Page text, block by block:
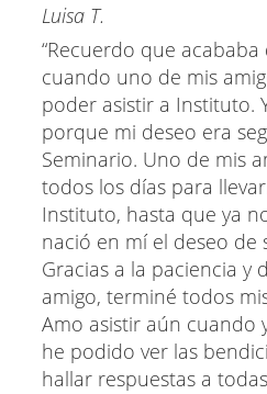
Luisa T.
“Recuerdo que
cuando uno de mis
poder asistir a Instituto.
porque mi deseo era
Seminario. Uno de mis
todos los días para
Instituto, hasta que ya
nació en mí el deseo de
Gracias a la paciencia y
amigo, terminé todos
Amo asistir aún cuando
he podido ver las
hallar respuestas a